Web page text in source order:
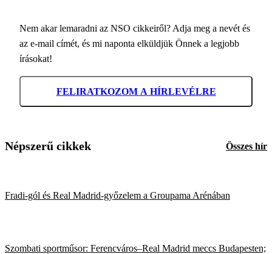
Nem akar lemaradni az NSO cikkeiről? Adja meg a nevét és
az e-mail címét, és mi naponta elküldjük Önnek a legjobb
írásokat!
FELIRATKOZOM A HÍRLEVÉLRE
Népszerű cikkek Összes hír
Fradi-gól és Real Madrid-győzelem a Groupama Arénában
Szombati sportműsor: Ferencváros–Real Madrid meccs Budapesten;